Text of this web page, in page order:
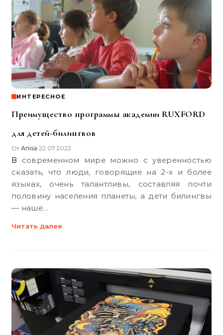
ИНТЕРЕСНОЕ
Преимущество программы академии RUXFORD
для детей-билингвов
ОтAnisa•22.07.2022
В современном мире можно с уверенностью
сказать, что люди, говорящие на 2-х и более
языках, очень талантливы, составляя почти
половину населения планеты, а дети билингвы
— наше…
Читать далее